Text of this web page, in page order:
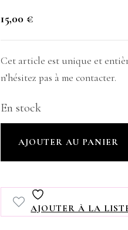
15,00 €
Cet article est unique et
n’hésitez pas à me contacter.
En stock
livre
Imperméable,
AJOUTER AU PANIER
AJOUTER À LA